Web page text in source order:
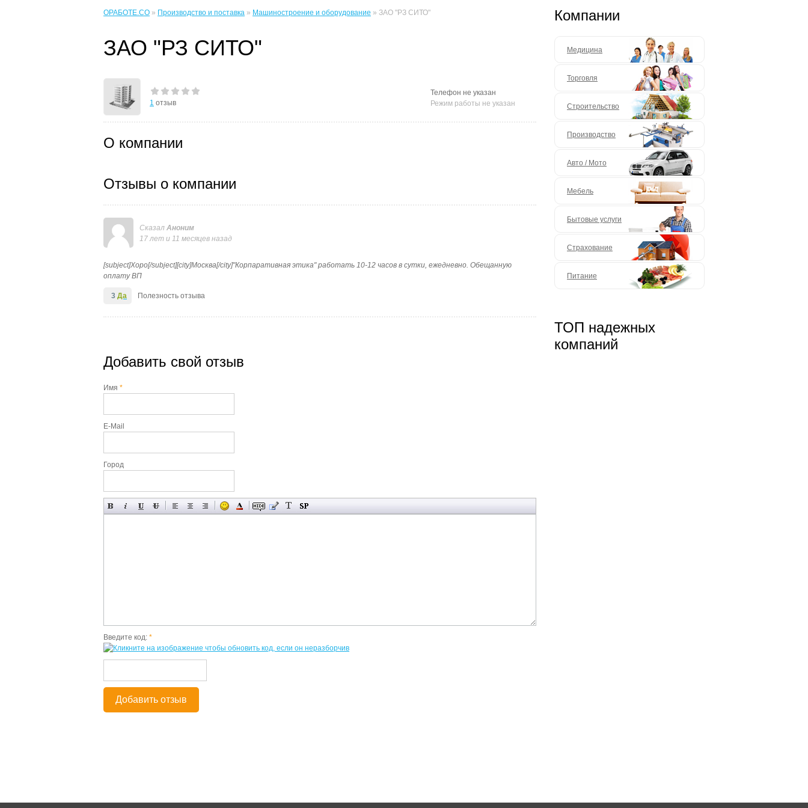
ОРАБОТЕ.CO » Производство и поставка » Машиностроение и оборудование » ЗАО "РЗ СИТО"
ЗАО "РЗ СИТО"
1 отзыв
Телефон не указан
Режим работы не указан
О компании
Отзывы о компании
Сказал Аноним
17 лет и 11 месяцев назад
[subject]Хоро[/subject][city]Москва[/city]"Корпаративная этика" работать 10-12 часов в сутки, ежедневно. Обещанную
оплату ВП
Полезность отзыва
3 Да
Добавить свой отзыв
Имя *
E-Mail
Город
Введите код: *
Добавить отзыв
Компании
Медицина
Торговля
Строительство
Производство
Авто / Мото
Мебель
Бытовые услуги
Страхование
Питание
ТОП надежных
компаний